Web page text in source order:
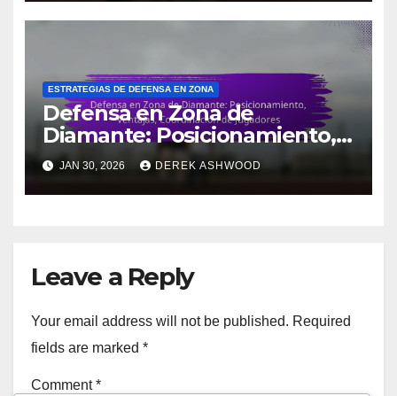
ESTRATEGIAS DE DEFENSA EN ZONA
Defensa en Zona de
Diamante: Posicionamiento,
Ventajas, Coordinación de
Jugadores
JAN 30, 2026 DEREK ASHWOOD
Leave a Reply
Your email address will not be published. Required
fields are marked *
Comment*